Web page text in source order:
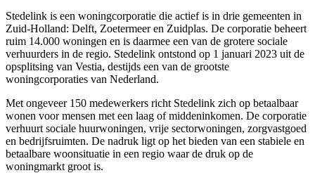
Stedelink is een woningcorporatie die actief is in drie gemeenten in
Zuid-Holland: Delft, Zoetermeeren Zuidplas. De corporatie beheert
ruim 14.000 woningen en is daarmee een van de grotere sociale
verhuurders in de regio. Stedelink ontstond op 1 januari 2023 uit de
opsplitsing van Vestia, destijds een van de grootste
woningcorporaties van Nederland.
Met ongeveer 150 medewerkers richt Stedelink zich op betaalbaar
wonen voor mensen met een laag of middeninkomen. De corporatie
verhuurt sociale huurwoningen, vrije sectorwoningen, zorgvastgoed
en bedrijfsruimten. De nadruk ligt op het bieden van een stabiele en
betaalbare woonsituatie in een regio waar de druk op de
woningmarkt groot is.